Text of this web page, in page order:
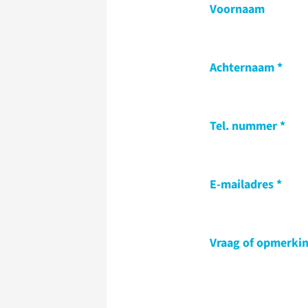
Voornaam
Achternaam
Tel. nummer
E-mailadres
Vraag of